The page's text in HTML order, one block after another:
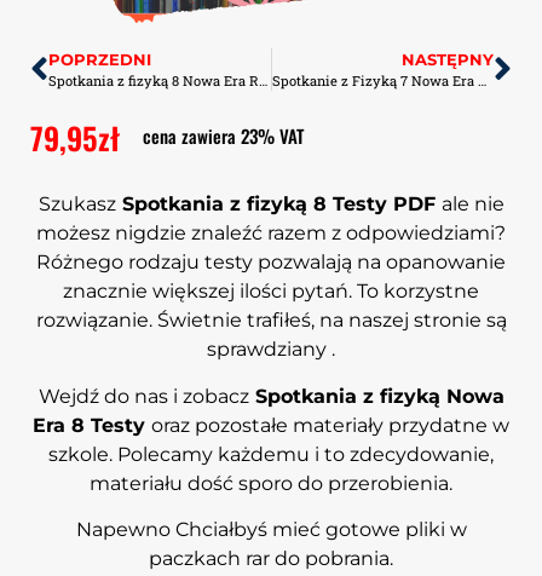
POPRZEDNI
Spotkania z fizyką 8 Nowa Era Rozwiązanie zadań PDF
NASTĘPNY
Spotkanie z Fizyką 7 Nowa Era Sprawdziany-Odpowiedzi PDF
79,95zł cena zawiera 23% VAT
SzukaszSpotkania z fizyką 8 Testy PDF ale nie
możesz nigdzie znaleźć razem z odpowiedziami?
Różnego rodzaju testy pozwalają na opanowanie
znacznie większej ilości pytań. To korzystne
rozwiązanie. Świetnie trafiłeś, na naszej stronie są
sprawdziany .
Wejdź do nas i zobaczSpotkania z fizyką Nowa
Era 8 Testy oraz pozostałe materiały przydatne w
szkole. Polecamy każdemu i to zdecydowanie,
materiału dość sporo do przerobienia.
Napewno Chciałbyś mieć gotowe pliki w
paczkach rar do pobrania.